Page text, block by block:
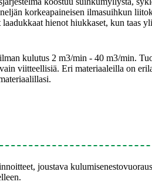
korkeapaineisen ilmasuihkun
laadukkaat hienot hiukkaset, kun taas
kulutus 2 m3/min - 40 m3/min.
viitteellisiä. Eri materiaaleilla on
joustava